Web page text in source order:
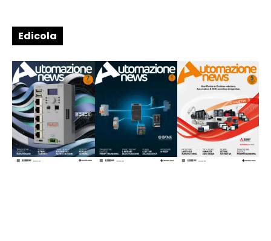
Edicola